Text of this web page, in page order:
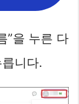
”을 누른 다
니다.